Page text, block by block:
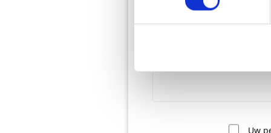
Bericht Vereist
Uw